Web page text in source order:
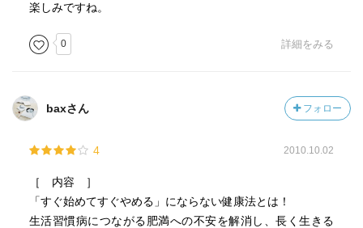
楽しみですね。
0 詳細をみる
baxさん フォロー
4 2010.10.02
［ 内容 ］
「すぐ始めてすぐやめる」にならない健康法とは！
生活習慣病につながる肥満への不安を解消し、長く生きる